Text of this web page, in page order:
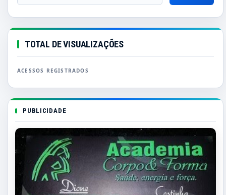
TOTAL DE VISUALIZAÇÕES
PUBLICIDADE